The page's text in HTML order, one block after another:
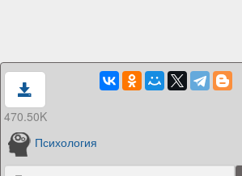
470.50K
Психология